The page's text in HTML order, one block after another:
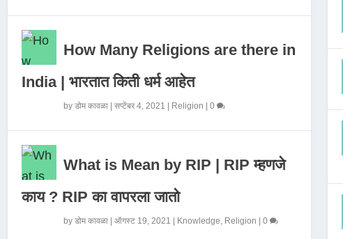
How Many Religions are there in
India | भारतात किती धर्म आहेत
by डोम कावळा| सप्टेंबर 4, 2021 Religion 0
What is Mean by RIP | RIP म्हणजे
काय ? RIP का वापरला जातो
by डोम कावळा| ऑगस्ट 19, 2021 Knowledge, Religion 0